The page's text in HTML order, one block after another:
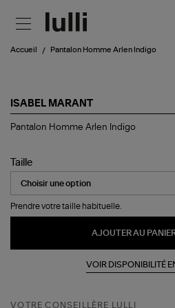
Accueil Pantalon Homme Arlen Indigo
ISABEL MARANT
Pantalon
Indigo
Pantalon Homme Arlen Indigo
Taille
Prendre votre taille habituelle.
AJOUTER AU
VOIR DISPONIBILITÉ
VOTRE CONSEILLÈRE LULLI